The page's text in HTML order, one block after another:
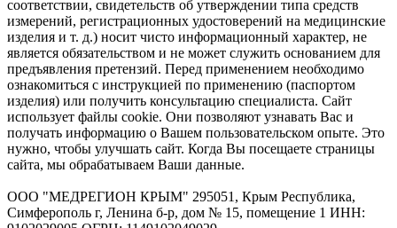
соответствии, свидетельств об утверждении типа средств
измерений, регистрационных удостоверений на медицинские
изделия и т. д.) носит чисто информационный характер, не
является обязательством и не может служить основанием для
предъявления претензий. Перед применением необходимо
ознакомиться с инструкцией по применению (паспортом
изделия) или получить консультацию специалиста. Сайт
использует файлы cookie. Они позволяют узнавать Вас и
получать информацию о Вашем пользовательском опыте. Это
нужно, чтобы улучшать сайт. Когда Вы посещаете страницы
сайта, мы обрабатываем Ваши данные.
ООО "МЕДРЕГИОН КРЫМ" 295051, Крым Республика,
Симферополь г, Ленина б-р, дом № 15, помещение 1 ИНН: